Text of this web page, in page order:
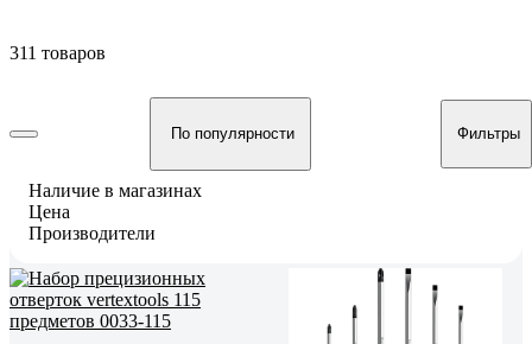
311 товаров
По популярности Фильтры
Наличие в магазинах
Цена
Производители